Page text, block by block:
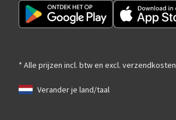
* Alle prijzen incl. btw en excl. verzendkosten
Verander je land/taal